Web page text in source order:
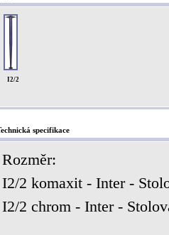
I2/2
specifikace
Rozměr:
I2/2 komaxit - Inter -
I2/2 chrom - Inter -